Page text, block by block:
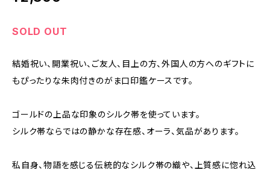
SOLD OUT
結婚祝い、開業祝い、ご友人、目上の方、外国人の方へのギフトに
もぴったりな朱肉付きのがま口印鑑ケースです。
ゴールドの上品な印象のシルク帯を使っています。
シルク帯ならではの静かな存在感、オーラ、気品があります。
私自身、物語を感じる伝統的なシルク帯の織や、上質感に惚れ込